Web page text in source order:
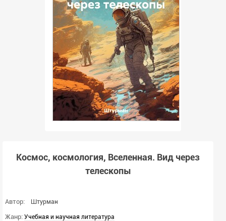
Космос, космология, Вселенная. Вид через
телескопы
Автор: Штурман
Жанр: Учебная и научная литература